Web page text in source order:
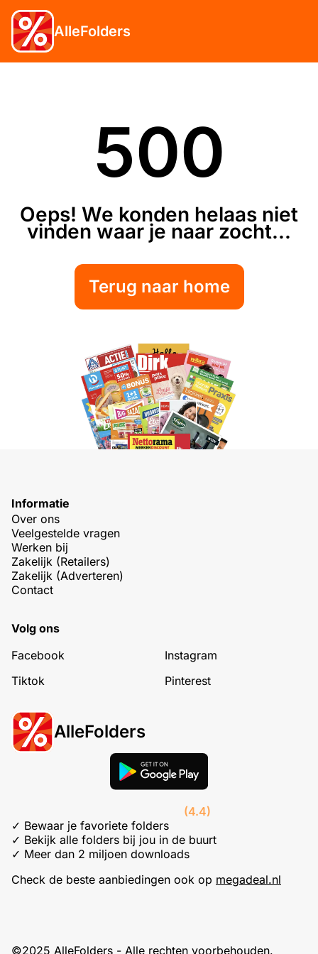
AlleFolders
500
Oeps! We konden helaas niet
vinden waar je naar zocht...
Terug naar home
Informatie
Over ons
Veelgestelde vragen
Werken bij
Zakelijk (Retailers)
Zakelijk (Adverteren)
Contact
Volg ons
Facebook
Instagram
Tiktok
Pinterest
AlleFolders
(4.4)
✓ Bewaar je favoriete folders
✓ Bekijk alle folders bij jou in de buurt
✓ Meer dan 2 miljoen downloads
Check de beste aanbiedingen ook op megadeal.nl
©2025 AlleFolders - Alle rechten voorbehouden.